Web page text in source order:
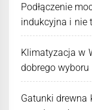
Podłączenie
indukcyjna i nie
Klimatyzacja w
dobrego wyboru
Gatunki drewna